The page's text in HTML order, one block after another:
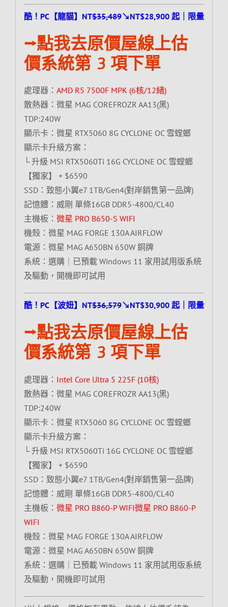
酷！PC【龍貓】NT$35,489↘NT$28,900 起｜限量
⭢點我去原價屋線上估
價系統第 3 項下單
處理器： AMD R5 7500F MPK (6核/12緒)
散熱器：微星 MAG COREFROZR AA13(黑)
TDP:240W
顯示卡：微星 RTX5060 8G CYCLONE OC 雪螳螂
顯示卡升級方案：
└ 升級 MSI RTX5060Ti 16G CYCLONE OC 雪螳螂
【獨家】 + $6590
SSD：致態小翼e7 1TB/Gen4(對岸銷售第一品牌)
記憶體：威剛 單條16GB DDR5-4800/CL40
主機板： 微星 PRO B650-S WIFI
機殼：微星 MAG FORGE 130A AIRFLOW
電源：微星 MAG A650BN 650W 銅牌
系統：選購｜已預載 Windows 11 家用試用版系統
及驅動，開機即可試用
酷！PC【波妞】NT$36,579↘NT$30,900 起｜限量
⭢點我去原價屋線上估
價系統第 3 項下單
處理器： Intel Core Ultra 5 225F (10核)
散熱器：微星 MAG COREFROZR AA13(黑)
TDP:240W
顯示卡：微星 RTX5060 8G CYCLONE OC 雪螳螂
顯示卡升級方案：
└ 升級 MSI RTX5060Ti 16G CYCLONE OC 雪螳螂
【獨家】 + $6590
SSD：致態小翼e7 1TB/Gen4(對岸銷售第一品牌)
記憶體：威剛 單條16GB DDR5-4800/CL40
主機板： 微星 PRO B860-P WIFI微星 PRO B860-P
WIFI
機殼：微星 MAG FORGE 130A AIRFLOW
電源：微星 MAG A650BN 650W 銅牌
系統：選購｜已預載 Windows 11 家用試用版系統
及驅動，開機即可試用